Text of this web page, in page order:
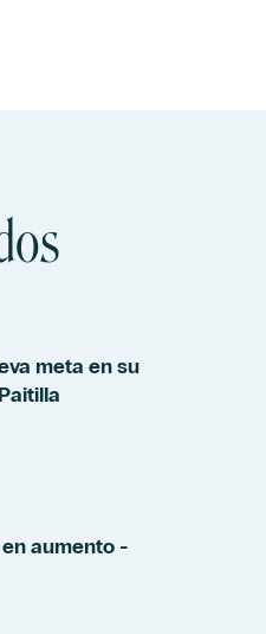
meta en su
aumento -